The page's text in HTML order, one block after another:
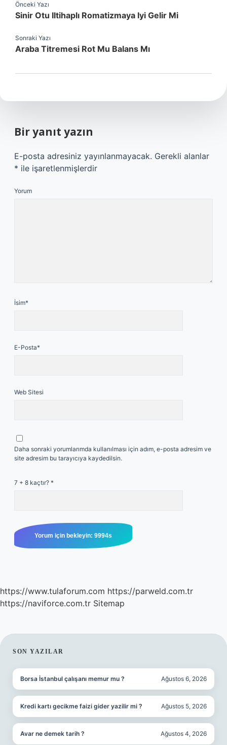
Önceki Yazı
Sinir Otu Iltihaplı Romatizmaya Iyi Gelir Mi
Sonraki Yazı
Araba Titremesi Rot Mu Balans Mı
Bir yanıt yazın
E-posta adresiniz yayınlanmayacak. Gerekli alanlar
* ile işaretlenmişlerdir
Yorum
İsim*
E-Posta*
Web Sitesi
Daha sonraki yorumlarımda kullanılması için adım, e-posta adresim ve
site adresim bu tarayıcıya kaydedilsin.
7 + 8 kaçtır? *
https://www.tulaforum.com https://parweld.com.tr
https://naviforce.com.tr Sitemap
SIDEBAR
SON YAZILAR
Borsa İstanbul çalışanı memur mu ? Ağustos 6, 2026
Kredi kartı gecikme faizi gider yazilir mi ? Ağustos 5, 2026
Avar ne demek tarih ? Ağustos 4, 2026